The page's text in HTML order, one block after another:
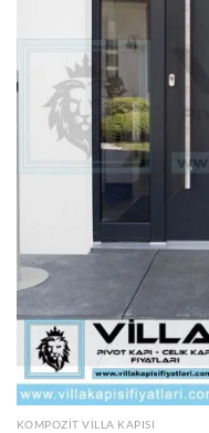
KOMPOZIT VILLA KAPISI